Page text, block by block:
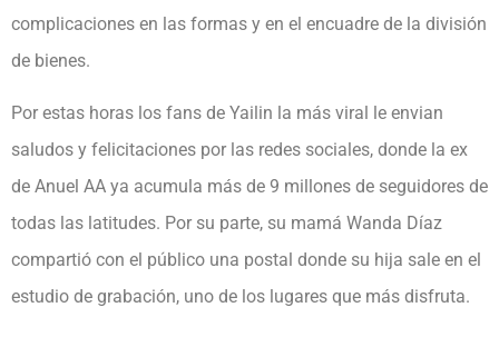
complicaciones en las formas y en el encuadre de la división
de bienes.
Por estas horas los fans de Yailin la más viral le envian
saludos y felicitaciones por las redes sociales, donde la ex
de Anuel AA ya acumula más de 9 millones de seguidores de
todas las latitudes. Por su parte, su mamá Wanda Díaz
compartió con el público una postal donde su hija sale en el
estudio de grabación, uno de los lugares que más disfruta.